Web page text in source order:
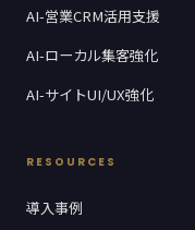
AI-営業CRM活用支援
AI-ローカル集客強化
AI-サイトUI/UX強化
RESOURCES
導入事例